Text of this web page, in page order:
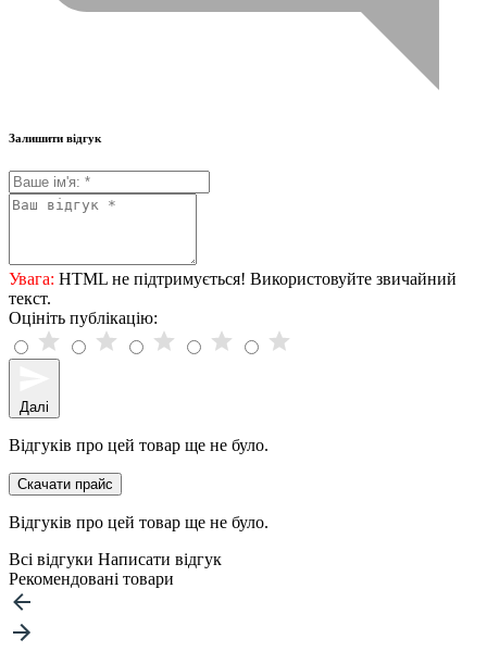
Залишити відгук
Увага: HTML не підтримується! Використовуйте звичайний
текст.
Оцініть публікацію:
Далі
Відгуків про цей товар ще не було.
Скачати прайс
Відгуків про цей товар ще не було.
Всі відгуки Написати відгук
Рекомендовані товари